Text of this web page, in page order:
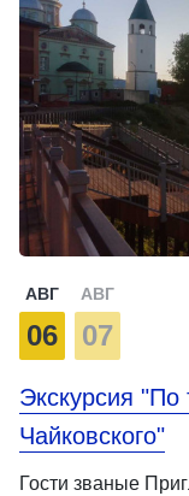
АВГ
06
АВГ
07
Экскурсия
Чайковского"
Гости званые